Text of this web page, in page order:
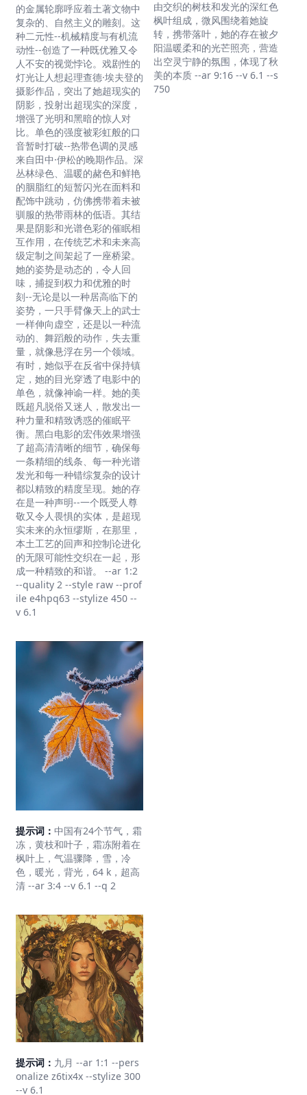
的金属轮廓呼应着土著文物中
复杂的、自然主义的雕刻。这
种二元性--机械精度与有机流
动性--创造了一种既优雅又令
人不安的视觉悖论。戏剧性的
灯光让人想起理查德·埃夫登的
摄影作品，突出了她超现实的
阴影，投射出超现实的深度，
增强了光明和黑暗的惊人对
比。单色的强度被彩虹般的口
音暂时打破--热带色调的灵感
来自田中·伊松的晚期作品。深
丛林绿色、温暖的赭色和鲜艳
的胭脂红的短暂闪光在面料和
配饰中跳动，仿佛携带着未被
驯服的热带雨林的低语。其结
果是阴影和光谱色彩的催眠相
互作用，在传统艺术和未来高
级定制之间架起了一座桥梁。
她的姿势是动态的，令人回
味，捕捉到权力和优雅的时
刻--无论是以一种居高临下的
姿势，一只手臂像天上的武士
一样伸向虚空，还是以一种流
动的、舞蹈般的动作，失去重
量，就像悬浮在另一个领域。
有时，她似乎在反省中保持镇
定，她的目光穿透了电影中的
单色，就像神谕一样。她的美
既超凡脱俗又迷人，散发出一
种力量和精致诱惑的催眠平
衡。黑白电影的宏伟效果增强
了超高清清晰的细节，确保每
一条精细的线条、每一种光谱
发光和每一种错综复杂的设计
都以精致的精度呈现。她的存
在是一种声明--一个既受人尊
敬又令人畏惧的实体，是超现
实未来的永恒缪斯，在那里，
本土工艺的回声和控制论进化
的无限可能性交织在一起，形
成一种精致的和谐。 --ar 1:2
--quality 2 --style raw --prof
ile e4hpq63 --stylize 450 --
v 6.1
提示词： 中国有24个节气，霜
冻，黄枝和叶子，霜冻附着在
枫叶上，气温骤降，雪，冷
色，暖光，背光，64 k，超高
清 --ar 3:4 --v 6.1 --q 2
提示词： 九月 --ar 1:1 --pers
onalize z6tix4x --stylize 300
--v 6.1
由交织的树枝和发光的深红色
枫叶组成，微风围绕着她旋
转，携带落叶，她的存在被夕
阳温暖柔和的光芒照亮，营造
出空灵宁静的氛围，体现了秋
美的本质 --ar 9:16 --v 6.1 --s
750